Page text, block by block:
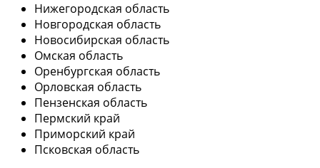
Нижегородская область
Новгородская область
Новосибирская область
Омская область
Оренбургская область
Орловская область
Пензенская область
Пермский край
Приморский край
Псковская область